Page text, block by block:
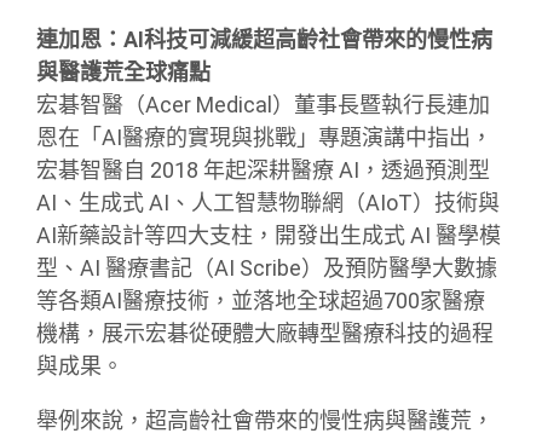
連加恩：AI科技可減緩超高齡社會帶來的慢性病
與醫護荒全球痛點
宏碁智醫（Acer Medical）董事長暨執行長連加
恩在「AI醫療的實現與挑戰」專題演講中指出，
宏碁智醫自 2018 年起深耕醫療 AI，透過預測型
AI、生成式 AI、人工智慧物聯網（AIoT）技術與
AI新藥設計等四大支柱，開發出生成式 AI 醫學模
型、AI 醫療書記（AI Scribe）及預防醫學大數據
等各類AI醫療技術，並落地全球超過700家醫療
機構，展示宏碁從硬體大廠轉型醫療科技的過程
與成果。
舉例來說，超高齡社會帶來的慢性病與醫護荒，